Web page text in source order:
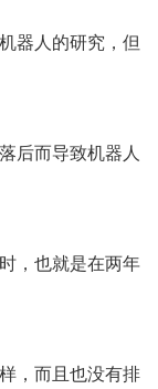
器人的研究，但
而导致机器人
，也就是在两年
，而且也没有排